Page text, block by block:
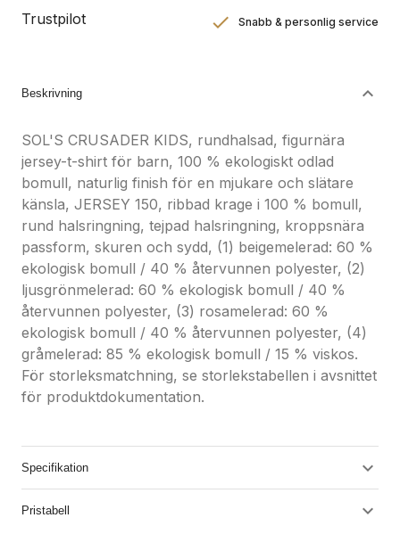
Trustpilot Snabb & personlig service
Beskrivning
SOL'S CRUSADER KIDS, rundhalsad, figurnära
jersey-t-shirt för barn, 100 % ekologiskt odlad
bomull, naturlig finish för en mjukare och slätare
känsla, JERSEY 150, ribbad krage i 100 % bomull,
rund halsringning, tejpad halsringning, kroppsnära
passform, skuren och sydd, (1) beigemelerad: 60 %
ekologisk bomull / 40 % återvunnen polyester, (2)
ljusgrönmelerad: 60 % ekologisk bomull / 40 %
återvunnen polyester, (3) rosamelerad: 60 %
ekologisk bomull / 40 % återvunnen polyester, (4)
gråmelerad: 85 % ekologisk bomull / 15 % viskos.
För storleksmatchning, se storlekstabellen i avsnittet
för produktdokumentation.
Specifikation
Pristabell